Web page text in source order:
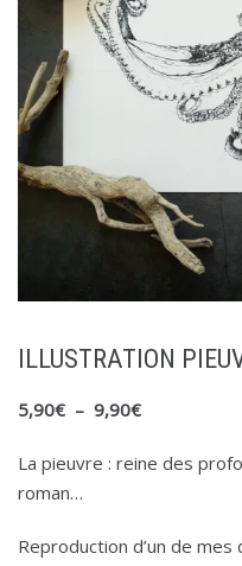
ILLUSTRATION
5,90€ – 9,90€
La pieuvre : reine des
roman…
Reproduction d’un de